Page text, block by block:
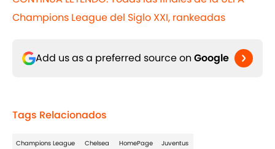
Champions League del Siglo XXI, rankeadas
Add us as a preferred source on Google
Tags Relacionados
Champions League Chelsea HomePage Juventus